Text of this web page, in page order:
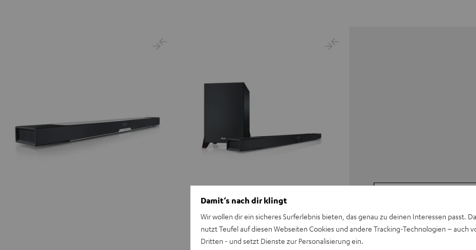
Damit‘s nach dir klingt
Wir wollen dir ein sicheres Surferlebnis bieten, das genau zu deinen Interessen passt.
nutzt Teufel auf diesen Webseiten Cookies und andere Tracking-Technologien – auch
Dritten - und setzt Dienste zur Personalisierung ein.